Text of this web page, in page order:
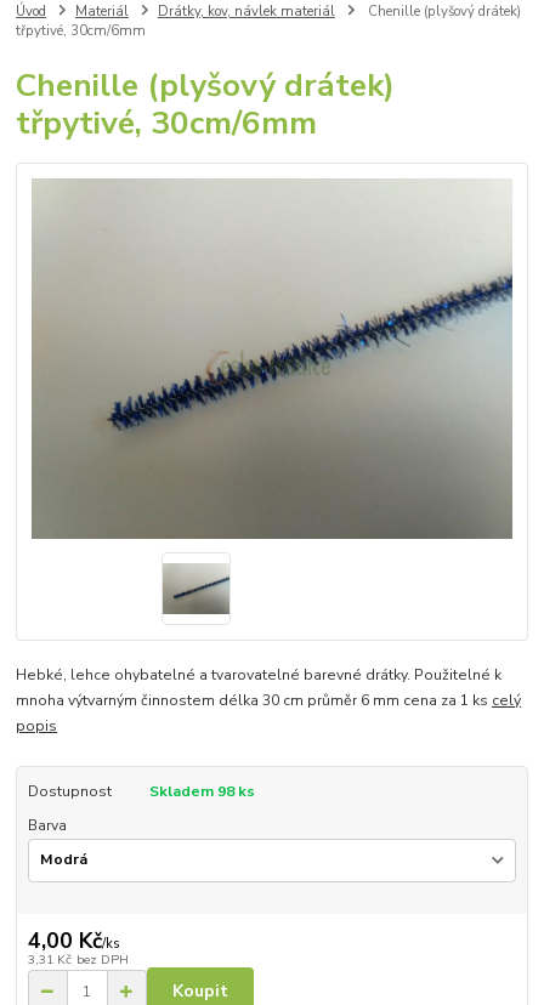
Úvod Materiál Drátky, kov, návlek materiál
Chenille (plyšový drátek)
třpytivé, 30cm/6mm
Chenille (plyšový drátek)
třpytivé, 30cm/6mm
Hebké, lehce ohybatelné a tvarovatelné barevné drátky. Použitelné k
mnoha výtvarným činnostem délka 30 cm průměr 6 mm cena za 1 ks celý
popis
Dostupnost
Skladem 98 ks
Barva
4,00 Kč/ks
3,31 Kč bez DPH
Koupit